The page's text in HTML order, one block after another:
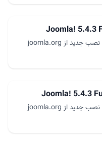
Joomla! 5.4.3
Joomla! 5.4.3